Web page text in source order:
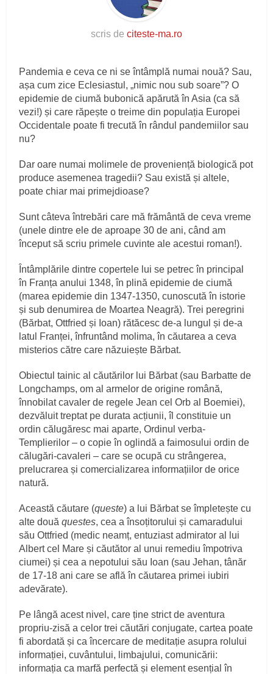
scris de citeste-ma.ro
Pandemia e ceva ce ni se întâmplă numai nouă? Sau,
așa cum zice Eclesiastul, „nimic nou sub soare”? O
epidemie de ciumă bubonică apărută în Asia (ca să
vezi!) și care răpește o treime din populația Europei
Occidentale poate fi trecută în rândul pandemiilor sau
nu?
Dar oare numai molimele de proveniență biologică pot
produce asemenea tragedii? Sau există și altele,
poate chiar mai primejdioase?
Sunt câteva întrebări care mă frământă de ceva vreme
(unele dintre ele de aproape 30 de ani, când am
început să scriu primele cuvinte ale acestui roman!).
Întâmplările dintre copertele lui se petrec în principal
în Franța anului 1348, în plină epidemie de ciumă
(marea epidemie din 1347-1350, cunoscută în istorie
și sub denumirea de Moartea Neagră). Trei peregrini
(Bărbat, Ottfried și Ioan) rătăcesc de-a lungul și de-a
latul Franței, înfruntând molima, în căutarea a ceva
misterios către care năzuiește Bărbat.
Obiectul tainic al căutărilor lui Bărbat (sau Barbatte de
Longchamps, om al armelor de origine română,
înnobilat cavaler de regele Jean cel Orb al Boemiei),
dezvăluit treptat pe durata acțiunii, îl constituie un
ordin călugăresc mai aparte, Ordinul verba-
Templierilor – o copie în oglindă a faimosului ordin de
călugări-cavaleri – care se ocupă cu strângerea,
prelucrarea și comercializarea informațiilor de orice
natură.
Această căutare (queste) a lui Bărbat se împletește cu
alte douăquestes, cea a însoțitorului și camaradului
său Ottfried (medic neamț, entuziast admirator al lui
Albert cel Mare și căutător al unui remediu împotriva
ciumei) și cea a nepotului său Ioan (sau Jehan, tânăr
de 17-18 ani care se află în căutarea primei iubiri
adevărate).
Pe lângă acest nivel, care ține strict de aventura
propriu-zisă a celor trei căutări conjugate, cartea poate
fi abordată și ca încercare de meditație asupra rolului
informației, cuvântului, limbajului, comunicării:
informația ca marfă perfectă și element esențial în